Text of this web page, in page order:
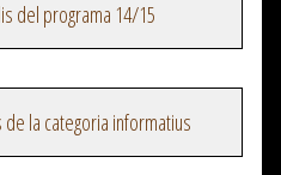
del programa 14/15
la categoria informatius